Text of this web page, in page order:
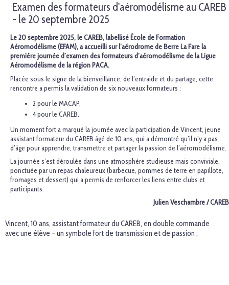
Examen des formateurs d'aéromodélisme au CAREB
- le 20 septembre 2025
Le 20 septembre 2025, le CAREB, labellisé École de Formation
Aéromodélisme (EFAM), a accueilli sur l’aérodrome de Berre La Fare la
première journée d’examen des formateurs d’aéromodélisme de la Ligue
Aéromodélisme de la région PACA.
Placée sous le signe de la bienveillance, de l’entraide et du partage, cette
rencontre a permis la validation de six nouveaux formateurs :
2 pour le MACAP,
4 pour le CAREB.
Un moment fort a marqué la journée avec la participation de Vincent, jeune
assistant formateur du CAREB âgé de 10 ans, qui a démontré qu’il n’y a pas
d’âge pour apprendre, transmettre et partager la passion de l’aéromodélisme.
La journée s’est déroulée dans une atmosphère studieuse mais conviviale,
ponctuée par un repas chaleureux (barbecue, pommes de terre en papillote,
fromages et dessert) qui a permis de renforcer les liens entre clubs et
participants.
Julien Veschambre / CAREB
Vincent, 10 ans, assistant formateur du CAREB, en double commande
avec une élève – un symbole fort de transmission et de passion ;